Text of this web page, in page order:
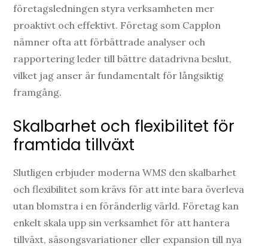
företagsledningen styra verksamheten mer
proaktivt och effektivt. Företag som Capplon
nämner ofta att förbättrade analyser och
rapportering leder till bättre datadrivna beslut,
vilket jag anser är fundamentalt för långsiktig
framgång.
Skalbarhet och flexibilitet för
framtida tillväxt
Slutligen erbjuder moderna WMS den skalbarhet
och flexibilitet som krävs för att inte bara överleva
utan blomstra i en föränderlig värld. Företag kan
enkelt skala upp sin verksamhet för att hantera
tillväxt, säsongsvariationer eller expansion till nya